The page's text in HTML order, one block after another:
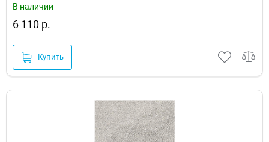
В наличии
6 110 р.
Купить